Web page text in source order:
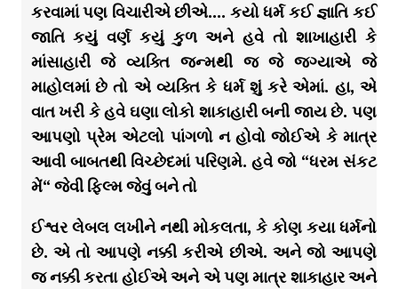
કરવામાં પણ વિચારીએ છીએ…. કયો ધર્મ કઈ જ્ઞાતિ કઈ
જાતિ કયું વર્ણ કયું કુળ અને હવે તો શાખાહારી કે
માંસાહારી જે વ્યક્તિ જન્મથી જ જે જગ્યાએ જે
માહોલમાં છે તો એ વ્યક્તિ કે ધર્મ શું કરે એમાં. હા, એ
વાત ખરી કે હવે ઘણા લોકો શાકાહારી બની જાય છે. પણ
આપણો પ્રેમ એટલો પાંગળો ન હોવો જોઈએ કે માત્ર
આવી બાબતથી વિચ્છેદમાં પરિણમે. હવે જો “ધરમ સંકટ
મેં“ જેવી ફિલ્મ જેવું બને તો
ઈશ્વર લેબલ લખીને નથી મોકલતા, કે કોણ કયા ધર્મનો
છે. એ તો આપણે નક્કી કરીએ છીએ. અને જો આપણે
જ નક્કી કરતા હોઈએ અને એ પણ માત્ર શાકાહાર અને